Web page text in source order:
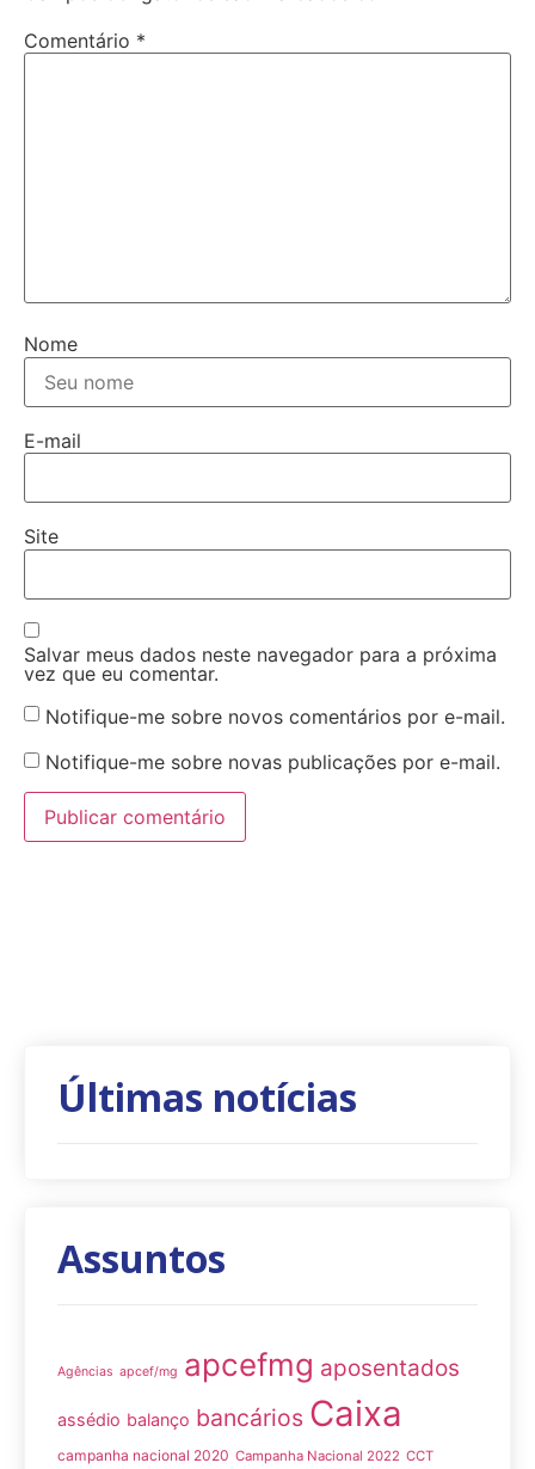
Comentário *
Nome
E-mail
Site
Salvar meus dados neste navegador para a próxima
vez que eu comentar.
Notifique-me sobre novos comentários por e-mail.
Notifique-me sobre novas publicações por e-mail.
Últimas notícias
Assuntos
Agências apcef/mg apcefmg aposentados
assédio balanço bancários Caixa
campanha nacional 2020 Campanha Nacional 2022 CCT